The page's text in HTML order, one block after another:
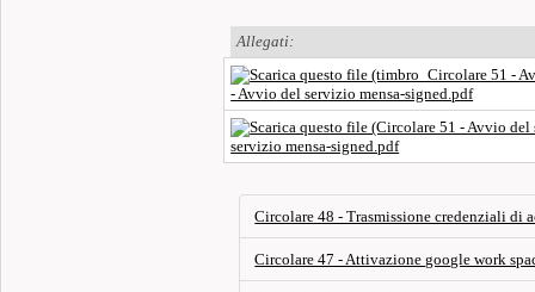
Allegati:
- Avvio del servizio mensa-signed.pdf
servizio mensa-signed.pdf
Circolare 48 - Trasmissione credenziali di
Circolare 47 - Attivazione google work